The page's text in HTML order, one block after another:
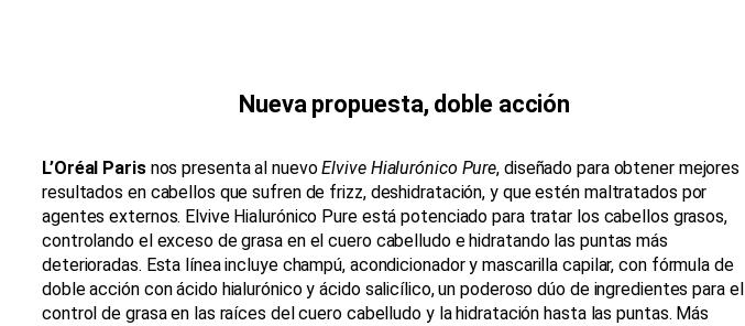
Nueva propuesta, doble acción
L’Oréal Parisnos presenta al nuevoElvive Hialurónico Pure, diseñado para obtener mejores
resultados en cabellos que sufren de frizz,deshidratación, y que estén maltratados por
agentes externos. Elvive Hialurónico Pure está potenciado para tratar los cabellos grasos,
controlando el exceso de grasa en el cuero cabelludo e hidratando las puntas más
deterioradas. Esta línea incluye champú, acondicionador y mascarilla capilar, con fórmula de
doble acción con ácido hialurónico y ácido salicílico, un poderoso dúo de ingredientes para el
control de grasa en las raíces del cuero cabelludo y la hidratación hasta las puntas. Más